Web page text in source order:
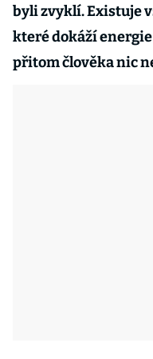
byli zvyklí. Existuje
které dokáží
přitom člověka nic